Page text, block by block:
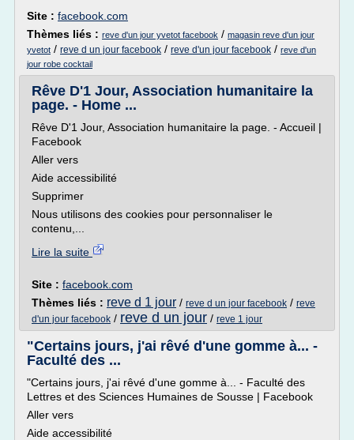
Site : facebook.com
Thèmes liés : reve d'un jour yvetot facebook / magasin reve d'un jour
yvetot / reve d un jour facebook / reve d'un jour facebook / reve d'un
jour robe cocktail
Rêve D'1 Jour, Association humanitaire la
page. - Home ...
Rêve D'1 Jour, Association humanitaire la page. - Accueil |
Facebook
Aller vers
Aide accessibilité
Supprimer
Nous utilisons des cookies pour personnaliser le
contenu,...
Lire la suite
Site : facebook.com
Thèmes liés : reve d 1 jour / reve d un jour facebook / reve
d'un jour facebook / reve d un jour / reve 1 jour
"Certains jours, j'ai rêvé d'une gomme à... -
Faculté des ...
"Certains jours, j'ai rêvé d'une gomme à... - Faculté des
Lettres et des Sciences Humaines de Sousse | Facebook
Aller vers
Aide accessibilité